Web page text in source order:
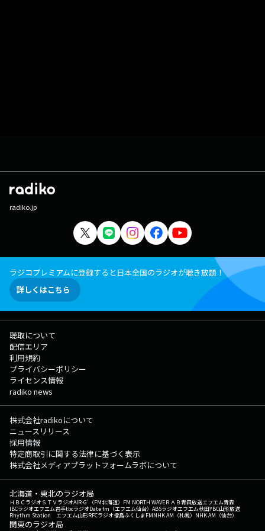
radiko.jp
ラジコプレミアムに登録すると日本全国のラジオが聴き放題！
詳しくはこちら
聴取について
配信エリア
利用規約
プライバシーポリシー
ライセンス情報
radiko news
株式会社radikoについて
ニュースリリース
採用情報
特定商取引に関する法律に基づく表示
株式会社メディアプラットフォームラボについて
北海道・東北のラジオ局
ＨＢＣラジオＳＴＶラジオAIR-G'（FM北海道） FM NORTH WAVEＲＡＢ青森放送エフエム青森
IBCラジオエフエム岩手tbcラジオDate fm（エフエム仙台） ABSラジオエフエム秋田YBC山形放送
Rhythm Station エフエム山形RFCラジオ福島ふくしまFMNHK AM（札幌） NHK AM（仙台）
関東のラジオ局